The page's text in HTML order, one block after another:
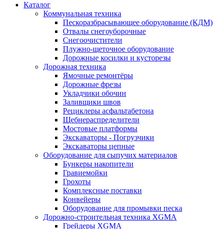
Каталог
Коммунальная техника
Пескоразбрасывающее оборудование (КДМ)
Отвалы снегоуборочные
Снегоочистители
Плужно-щеточное оборудование
Дорожные косилки и кусторезы
Дорожная техника
Ямочные ремонтёры
Дорожные фрезы
Укладчики обочин
Заливщики швов
Рециклеры асфальтабетона
Щебнераспределители
Мостовые платформы
Экскаваторы - Погрузчики
Экскаваторы цепные
Оборудование для сыпучих материалов
Бункеры накопители
Гравиемойки
Грохоты
Комплексные поставки
Конвейеры
Оборудование для промывки песка
Дорожно-строительная техника XGMA
Грейдеры XGMA